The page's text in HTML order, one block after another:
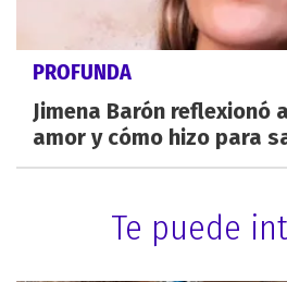
PROFUNDA
Jimena Barón reflexionó
amor y cómo hizo para
Te puede